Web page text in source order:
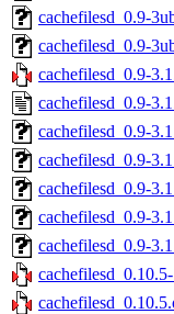
cachefilesd_0.9-
cachefilesd_0.9-
cachefilesd_0.9-
cachefilesd_0.9-
cachefilesd_0.9-
cachefilesd_0.9-
cachefilesd_0.9-
cachefilesd_0.9-
cachefilesd_0.9-